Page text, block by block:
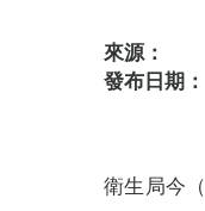
來源：
發布日期：
衛生局今